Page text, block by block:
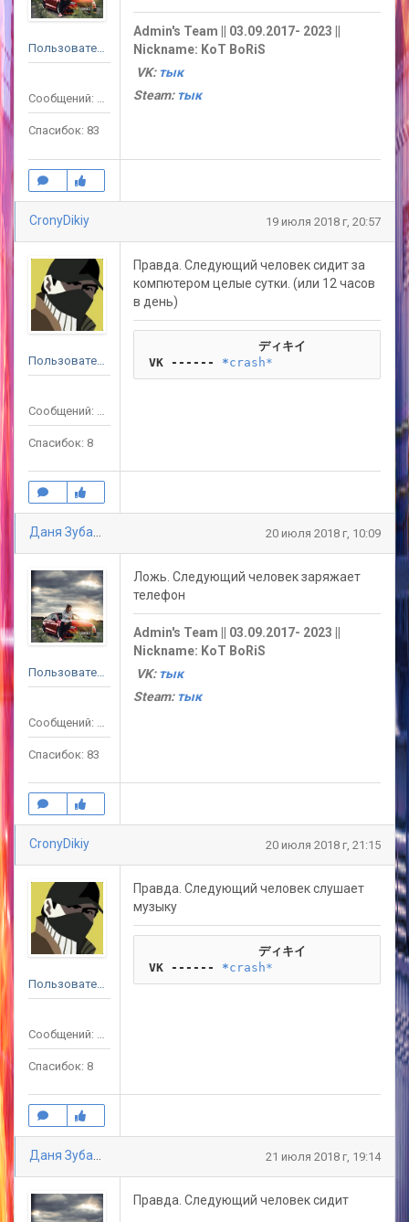
Пользователь
Сообщений: 119
Спасибок: 83
Admin's Team || 03.09.2017- 2023 ||
Nickname: KoT BoRiS
VK: тык
Steam:тык
CronyDikiy 19 июля 2018 г, 20:57
Пользователь
Сообщений: 59
Спасибок: 8
Правда. Следующий человек сидит за
компютером целые сутки. (или 12 часов
в день)
                ディキイ
VK ------
*crash*
20 июля 2018 г, 10:09
Пользователь
Сообщений: 119
Спасибок: 83
Ложь. Следующий человек заряжает
телефон
Admin's Team || 03.09.2017- 2023 ||
Nickname: KoT BoRiS
VK: тык
Steam:тык
CronyDikiy 20 июля 2018 г, 21:15
Пользователь
Сообщений: 59
Спасибок: 8
Правда. Следующий человек слушает
музыку
                ディキイ
VK ------
*crash*
21 июля 2018 г, 19:14
Правда. Следующий человек сидит